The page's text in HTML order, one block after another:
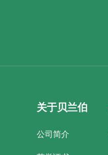
关于贝兰伯
公司简介